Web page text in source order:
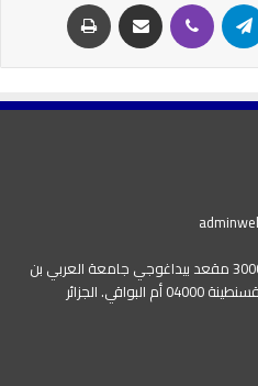
العنوان :مركز التعليم المكثف للغات 3000 مقعد بيداغوجي جامعة العربي بن